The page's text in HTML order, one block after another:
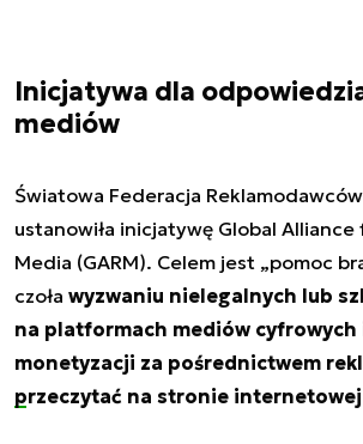
Inicjatywa dla
mediów
Światowa Federacja
ustanowiła inicjatywę Global Alliance
Media (GARM). Celem jest „pomoc
czoła wyzwaniu nielegalnych lub
na platformach mediów cyfrowych
monetyzacji za pośrednictwem
przeczytać na stronie internetowej